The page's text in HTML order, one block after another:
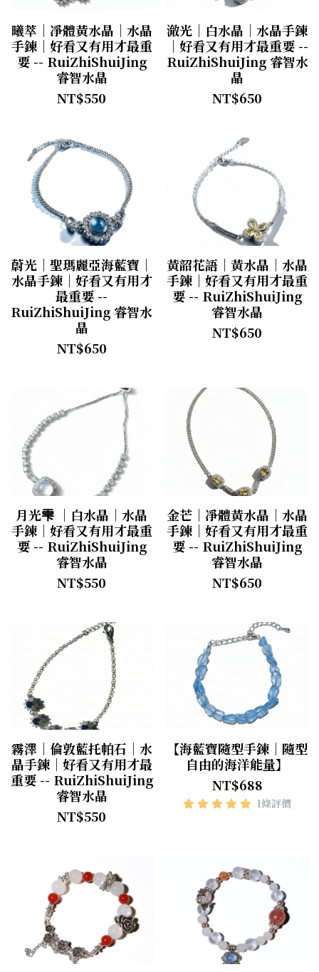
曦萃｜凈體黃水晶｜水晶
手鍊｜好看又有用才最重
要 -- RuiZhiShuiJing
睿智水晶
NT$550
澈光｜白水晶｜水晶手鍊
｜好看又有用才最重要 --
RuiZhiShuiJing 睿智水
晶
NT$650
蔚光｜聖瑪麗亞海藍寶｜
水晶手鍊｜好看又有用才
最重要 --
RuiZhiShuiJing 睿智水
晶
NT$650
黃韶花語｜黃水晶｜水晶
手鍊｜好看又有用才最重
要 -- RuiZhiShuiJing
睿智水晶
NT$650
月光雫 ｜白水晶｜水晶
手鍊｜好看又有用才最重
要 -- RuiZhiShuiJing
睿智水晶
NT$550
金芒｜凈體黃水晶｜水晶
手鍊｜好看又有用才最重
要 -- RuiZhiShuiJing
睿智水晶
NT$650
霧澤｜倫敦藍托帕石｜水
晶手鍊｜好看又有用才最
重要 -- RuiZhiShuiJing
睿智水晶
NT$550
【海藍寶隨型手鍊｜隨型
自由的海洋能量】
NT$688
1條評價